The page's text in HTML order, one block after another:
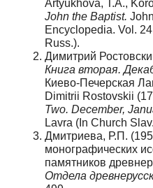
Artyukhova, T.A.,
John the Baptist.
Encyclopedia. Vol.
Russ.).
Димитрий
Книга вторая.
Киево-Печерская
Dimitrii Rostovskii
Two. December,
Lavra (In Church
Дмитриева, Р.П.
монографических
памятников
Отдела